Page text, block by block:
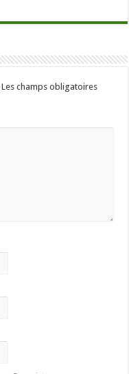
Les champs obligatoires